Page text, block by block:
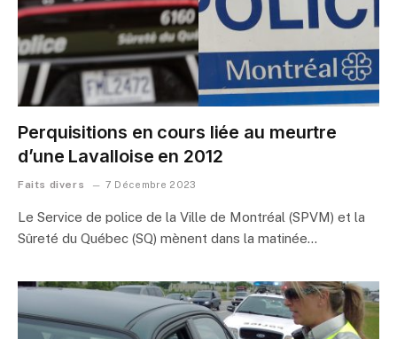
Perquisitions en cours liée au meurtre
d’une Lavalloise en 2012
Faits divers 7 Décembre 2023
Le Service de police de la Ville de Montréal (SPVM) et la
Sûreté du Québec (SQ) mènent dans la matinée…